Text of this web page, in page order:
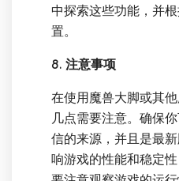
中探索这些功能，并
置。
8. 注意事项
在使用魔兽大脚或其
几点需要注意。确保
信的来源，并且是最
响游戏的性能和稳定